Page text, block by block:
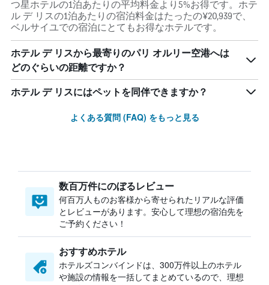
つ星ホテルの1泊あたりの平均料金より5%お得です。ホテ
ル デ リスの1泊あたりの宿泊料金はたったの¥20,939で、
ベルサイユでの宿泊にとてもお得なホテルです。
ホテル デ リスから最寄りのパリ オルリー空港へは
どのぐらいの距離ですか？
ホテル デ リスにはペットを同伴できますか？
よくある質問 (FAQ) をもっと見る
数百万件にのぼるレビュー
何百万人ものお客様から寄せられたリアルな評価
とレビューがあります。安心して理想の宿泊先を
ご予約ください！
おすすめホテル
ホテルズコンバインドは、300万件以上のホテル
や施設の情報を一括してまとめているので、理想